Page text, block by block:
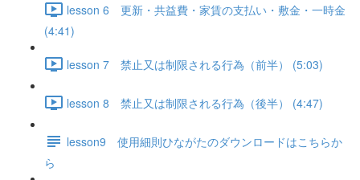
lesson 6 更新・共益費・家賃の支払い・敷金・一時金
(4:41)
lesson 7 禁止又は制限される行為（前半） (5:03)
lesson 8 禁止又は制限される行為（後半） (4:47)
lesson9 使用細則ひながたのダウンロードはこちらか
ら